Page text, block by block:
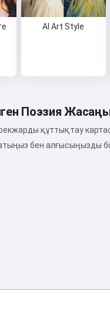
AI Art Style
Поэзия
құттықтау
бен алғысыңызды